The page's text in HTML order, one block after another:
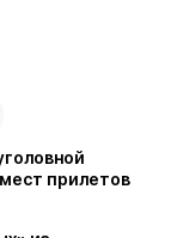
прилетов